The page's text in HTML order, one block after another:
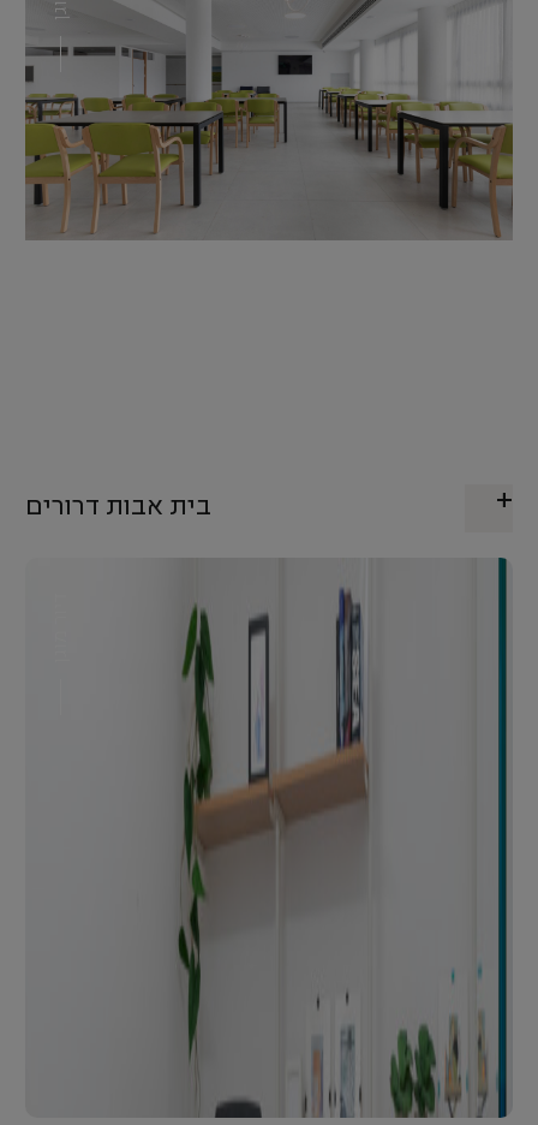
בית אבות דרורים